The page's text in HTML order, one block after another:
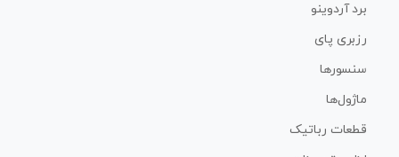
برد آردوینو
رزبری پای
سنسورها
ماژول‌ها
قطعات رباتیک